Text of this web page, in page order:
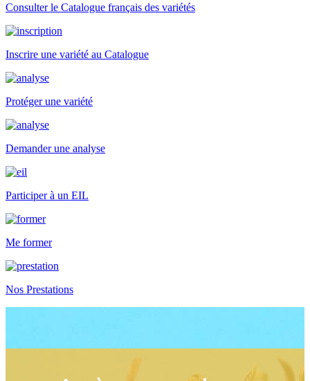
Consulter le Catalogue français des variétés
Inscrire une variété au Catalogue
Protéger une variété
Demander une analyse
Participer à un EIL
Me former
Nos Prestations